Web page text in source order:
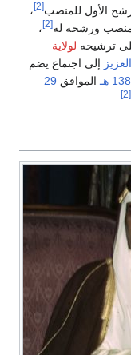
الأول للمنصب[2]
،
ورشحه له[2]
،
ترشيحه لولاية
إلى اجتماع يضم
هـ الموافق 29
[2]